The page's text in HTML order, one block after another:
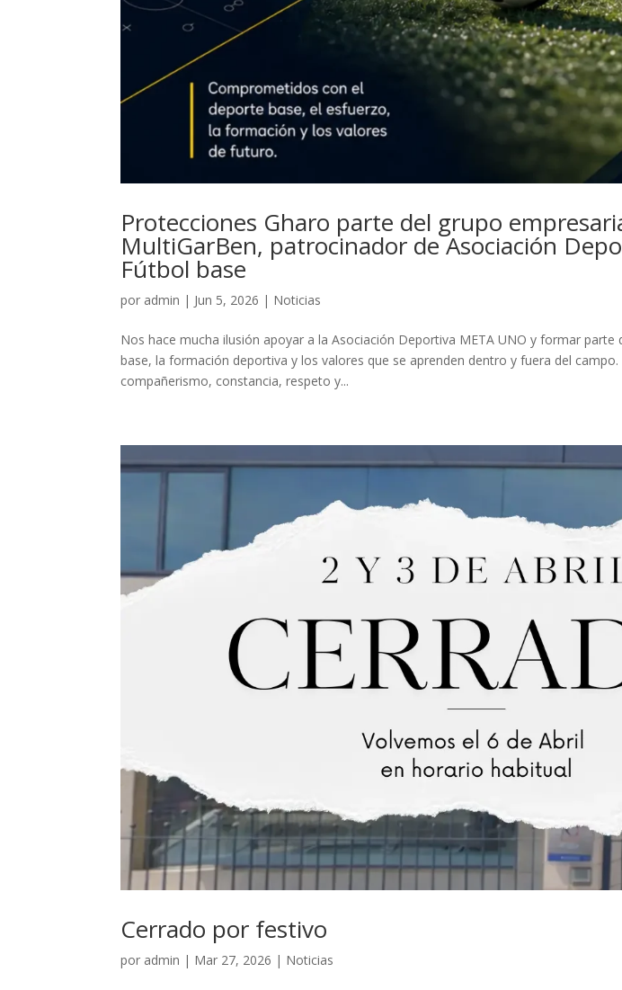
Protecciones Gharo parte del grupo
MultiGarBen, patrocinador de Asociación
Fútbol base
por admin | Jun 5, 2026 | Noticias
Nos hace mucha ilusión apoyar a la Asociación Deportiva META UNO y formar
base, la formación deportiva y los valores que se aprenden dentro y fuera del
compañerismo, constancia, respeto y...
Cerrado por festivo
por admin | Mar 27, 2026 | Noticias